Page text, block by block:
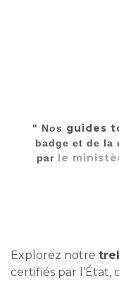
" Nos guides
badge et de la
par le
Explorez notre
certifiés par l’État,